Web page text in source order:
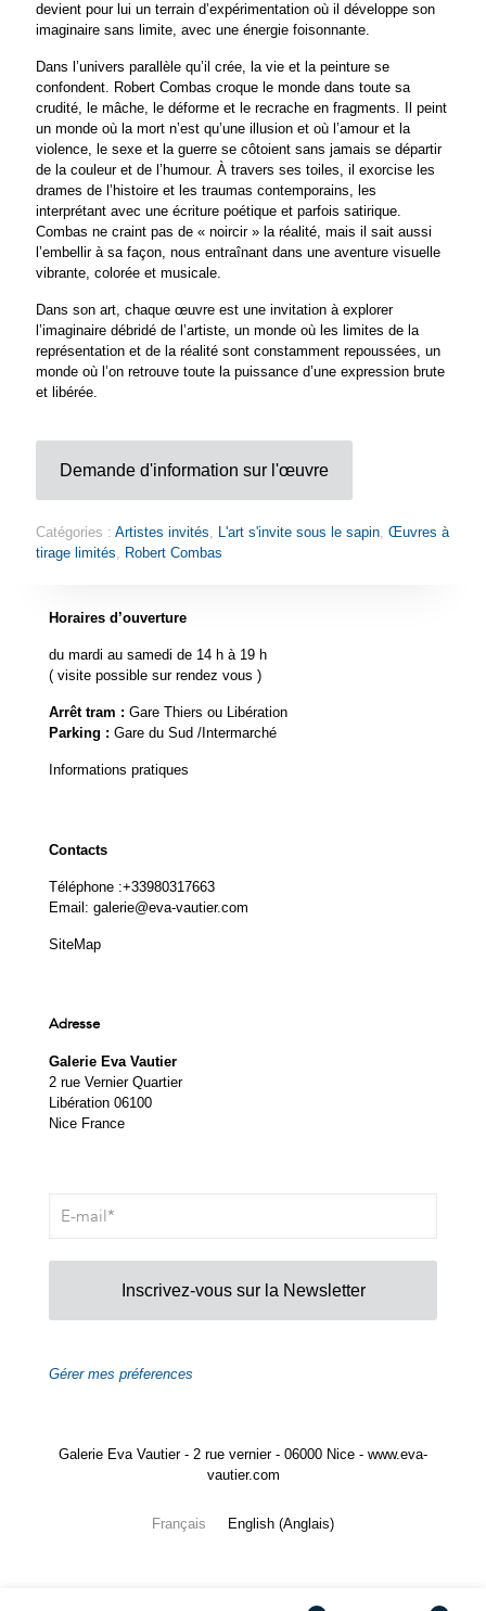
devient pour lui un terrain d’expérimentation où il développe son
imaginaire sans limite, avec une énergie foisonnante.
Dans l’univers parallèle qu’il crée, la vie et la peinture se
confondent. Robert Combas croque le monde dans toute sa
crudité, le mâche, le déforme et le recrache en fragments. Il peint
un monde où la mort n’est qu’une illusion et où l’amour et la
violence, le sexe et la guerre se côtoient sans jamais se départir
de la couleur et de l’humour. À travers ses toiles, il exorcise les
drames de l’histoire et les traumas contemporains, les
interprétant avec une écriture poétique et parfois satirique.
Combas ne craint pas de « noircir » la réalité, mais il sait aussi
l’embellir à sa façon, nous entraînant dans une aventure visuelle
vibrante, colorée et musicale.
Dans son art, chaque œuvre est une invitation à explorer
l’imaginaire débridé de l’artiste, un monde où les limites de la
représentation et de la réalité sont constamment repoussées, un
monde où l’on retrouve toute la puissance d’une expression brute
et libérée.
Demande d'information sur l'œuvre
Catégories : Artistes invités, L'art s'invite sous le sapin, Œuvres à
tirage limités, Robert Combas
Horaires d’ouverture
du mardi au samedi de 14 h à 19 h
( visite possible sur rendez vous )
Arrêt tram : Gare Thiers ou Libération
Parking : Gare du Sud /Intermarché
Informations pratiques
Contacts
Téléphone :+33980317663
Email: galerie@eva-vautier.com
SiteMap
Adresse
Galerie Eva Vautier
2 rue Vernier Quartier
Libération 06100
Nice France
Inscrivez-vous sur la Newsletter
Gérer mes préferences
Galerie Eva Vautier - 2 rue vernier - 06000 Nice - www.eva-
vautier.com
Français English (Anglais)